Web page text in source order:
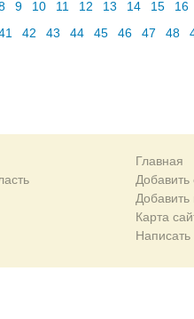
9 10 11 12 13 14 15
16
42 43 44 45 46 47 48
Главная
Добавить
Карта